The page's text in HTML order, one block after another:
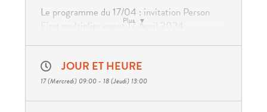
Plus
Le programme du 17/04 : invitation Person
First multiplier event 17 April 2024
Le programme du 18/04 :invitation Person
First policy_event_18_04
A partir du projet « dignité et bien-être », le
JOUR ET HEURE
17 (Mercredi) 09:00 - 18 (Jeudi) 13:00